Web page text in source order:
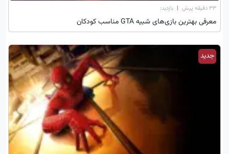
۳۳ دقیقه پیش | بازدید:
معرفی بهترین بازی‌های شبیه GTA مناسب کودکان
جدید